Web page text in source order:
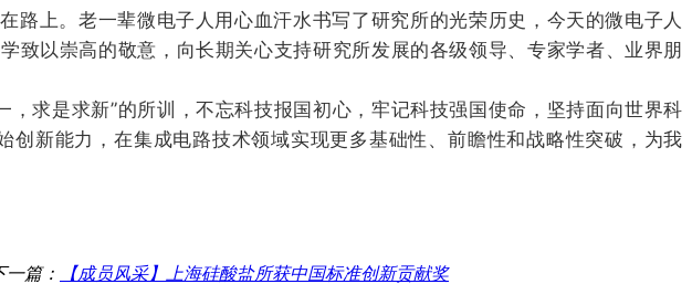
上。老一辈微电子人用心血汗水书写了研究所的光荣历史，今天的微电子人
以崇高的敬意，向长期关心支持研究所发展的各级领导、专家学者、业界朋
是求新”的所训，不忘科技报国初心，牢记科技强国使命，坚持面向世界科
新能力，在集成电路技术领域实现更多基础性、前瞻性和战略性突破，为我
一篇： 【成员风采】上海硅酸盐所获中国标准创新贡献奖